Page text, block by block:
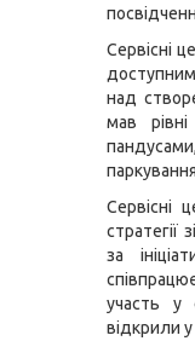
Сервісні
над
мав
Сервісні
стратегії
за
участь у
відкрили